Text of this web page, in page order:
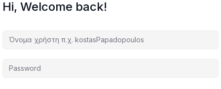
Hi, Welcome back!